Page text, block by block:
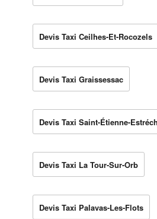
Devis Taxi Ceilhes-Et-Rocozels
Devis Taxi Graissessac
Devis Taxi Saint-Étienne-
Devis Taxi La Tour-Sur-Orb
Devis Taxi Palavas-Les-Flots